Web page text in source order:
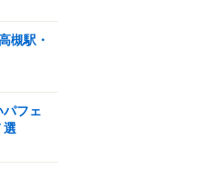
槻駅・
フェ
選